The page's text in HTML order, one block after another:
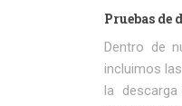
Pruebas de
Dentro de
incluimos
la